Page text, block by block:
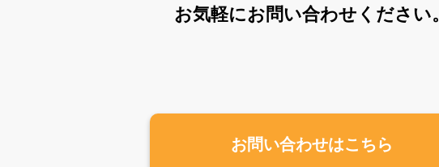
お気軽にお問い合わせください。
お問い合わせはこちら